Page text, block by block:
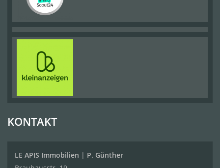
KONTAKT
LE APIS Immobilien | P. Günther